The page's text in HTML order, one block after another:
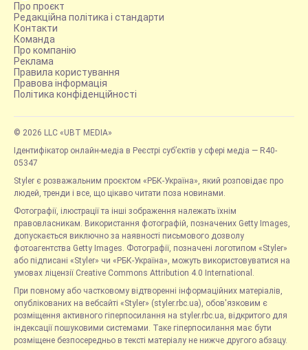
Про проєкт
Редакційна політика і стандарти
Контакти
Команда
Про компанію
Реклама
Правила користування
Правова інформація
Політика конфіденційності
© 2026 LLC «UBT MEDIA»
Ідентифікатор онлайн-медіа в Реєстрі суб’єктів у сфері медіа — R40-
05347
Styler є розважальним проєктом «РБК-Україна», який розповідає про
людей, тренди і все, що цікаво читати поза новинами.
Фотографії, ілюстрації та інші зображення належать їхнім
правовласникам. Використання фотографій, позначених Getty Images,
допускається виключно за наявності письмового дозволу
фотоагентства Getty Images. Фотографії, позначені логотипом «Styler»
або підписані «Styler» чи «РБК-Україна», можуть використовуватися на
умовах ліцензії Creative Commons Attribution 4.0 International.
При повному або частковому відтворенні інформаційних матеріалів,
опублікованих на вебсайті «Styler» (styler.rbc.ua), обов'язковим є
розміщення активного гіперпосилання на styler.rbc.ua, відкритого для
індексації пошуковими системами. Таке гіперпосилання має бути
розміщене безпосередньо в тексті матеріалу не нижче другого абзацу.